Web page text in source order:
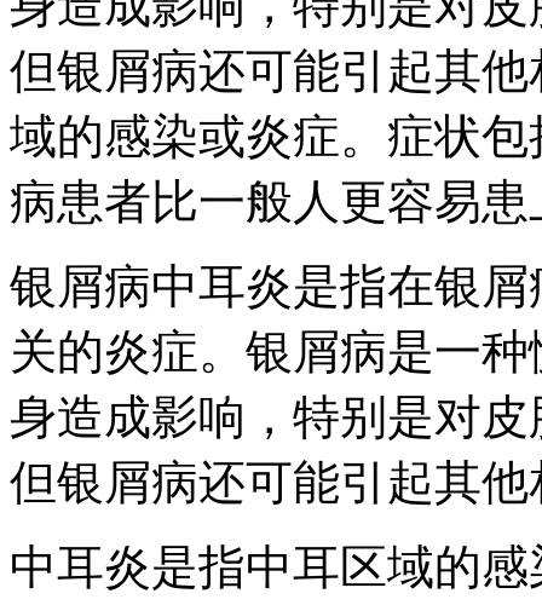
但银屑病还可能引起其
域的感染或炎症。症状
病患者比一般人更容易
银屑病中耳炎是指在银
关的炎症。银屑病是一
身造成影响，特别是对
但银屑病还可能引起其
中耳炎是指中耳区域的